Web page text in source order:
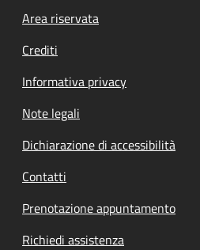
Footer menu
Area riservata
Crediti
Informativa privacy
Note legali
Dichiarazione di accessibilità
Contatti
Prenotazione appuntamento
Richiedi assistenza